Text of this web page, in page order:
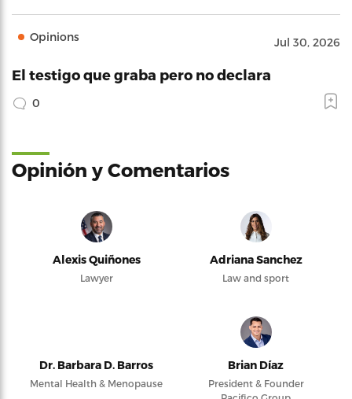
Opinions Jul 30, 2026
El testigo que graba pero no declara
0
Opinión y Comentarios
Alexis Quiñones
Lawyer
Adriana Sanchez
Law and sport
Dr. Barbara D. Barros
Mental Health & Menopause
Brian Díaz
President & Founder